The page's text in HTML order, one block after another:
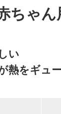
ちゃん
い
熱をギュ